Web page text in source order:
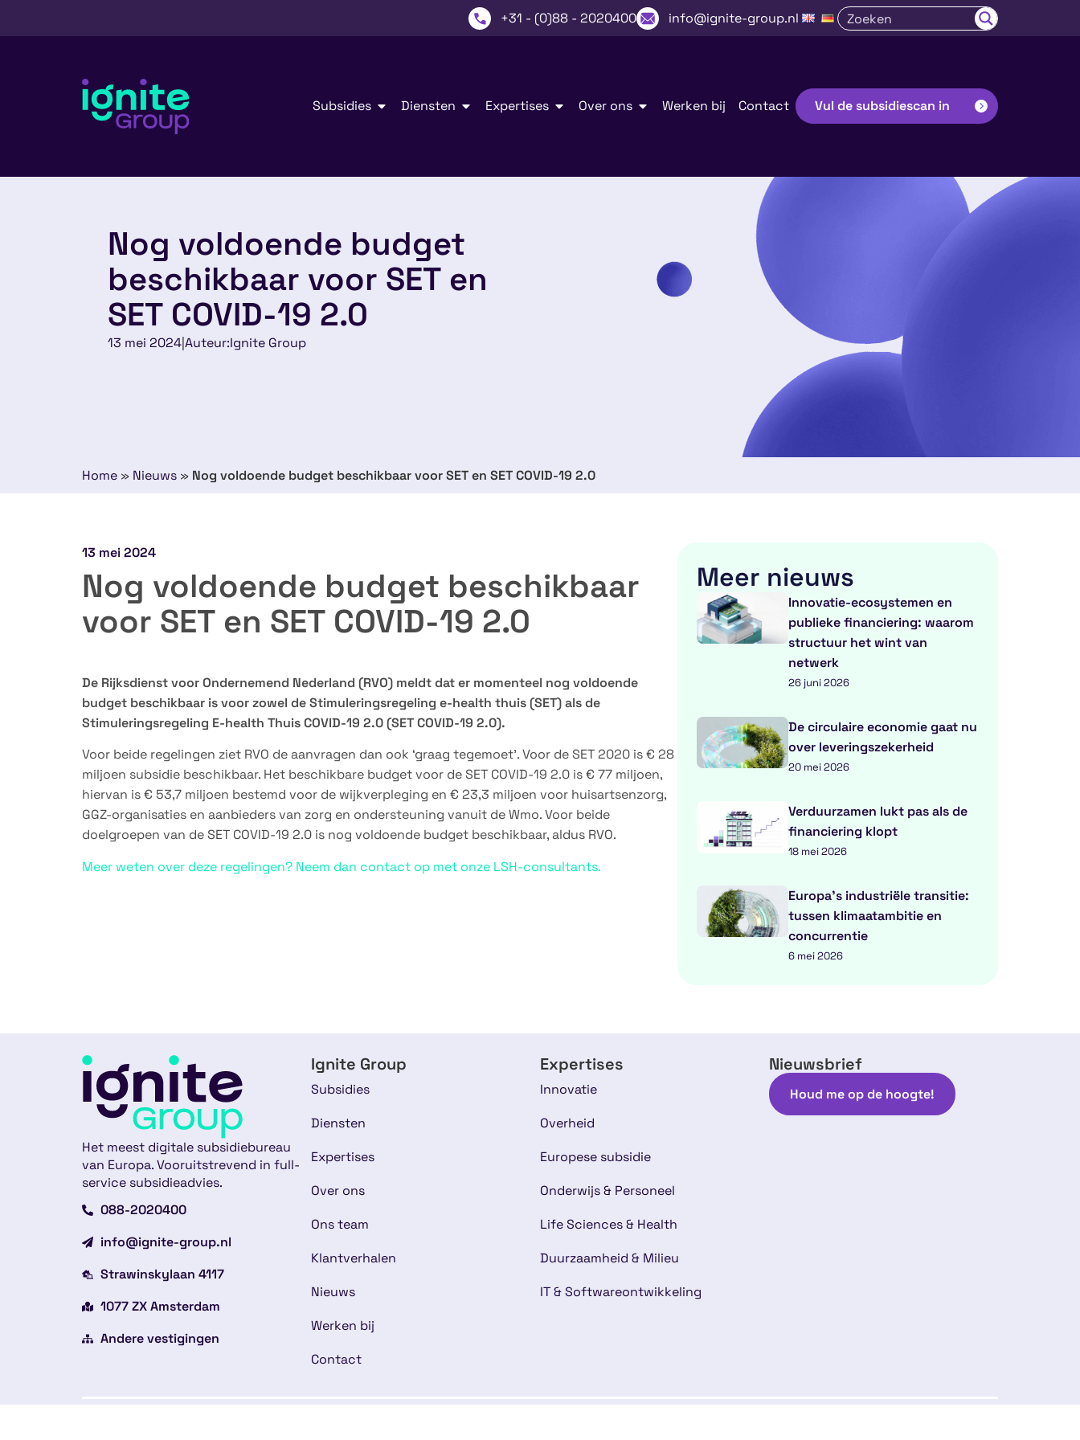
+31 - (0)88 - 2020400 info@ignite-group.nl
Subsidies Diensten Expertises Over ons Werken bij Contact Vul de subsidiescan in
Nog voldoende budget
beschikbaar voor SET en
SET COVID-19 2.0
13 mei 2024|Auteur:Ignite Group
Home » Nieuws » Nog voldoende budget beschikbaar voor SET en SET COVID-19 2.0
13 mei 2024
Nog voldoende budget beschikbaar
voor SET en SET COVID-19 2.0
De Rijksdienst voor Ondernemend Nederland (RVO) meldt dat er momenteel nog voldoende
budget beschikbaar is voor zowel de Stimuleringsregeling e-health thuis (SET) als de
Stimuleringsregeling E-health Thuis COVID-19 2.0 (SET COVID-19 2.0).
Voor beide regelingen ziet RVO de aanvragen dan ook ‘graag tegemoet’. Voor de SET 2020 is € 28
miljoen subsidie beschikbaar. Het beschikbare budget voor de SET COVID-19 2.0 is € 77 miljoen,
hiervan is € 53,7 miljoen bestemd voor de wijkverpleging en € 23,3 miljoen voor huisartsenzorg,
GGZ-organisaties en aanbieders van zorg en ondersteuning vanuit de Wmo. Voor beide
doelgroepen van de SET COVID-19 2.0 is nog voldoende budget beschikbaar, aldus RVO.
Meer weten over deze regelingen? Neem dan contact op met onze LSH-consultants.
Meer nieuws
Innovatie-ecosystemen en
publieke financiering: waarom
structuur het wint van
netwerk
26 juni 2026
De circulaire economie gaat nu
over leveringszekerheid
20 mei 2026
Verduurzamen lukt pas als de
financiering klopt
18 mei 2026
Europa’s industriële transitie:
tussen klimaatambitie en
concurrentie
6 mei 2026
Het meest digitale subsidiebureau
van Europa. Vooruitstrevend in full-
service subsidieadvies.
088-2020400
info@ignite-group.nl
Strawinskylaan 4117
1077 ZX Amsterdam
Andere vestigingen
Ignite Group
Subsidies
Diensten
Expertises
Over ons
Ons team
Klantverhalen
Nieuws
Werken bij
Contact
Expertises
Innovatie
Overheid
Europese subsidie
Onderwijs & Personeel
Life Sciences & Health
Duurzaamheid & Milieu
IT & Softwareontwikkeling
Nieuwsbrief
Houd me op de hoogte!